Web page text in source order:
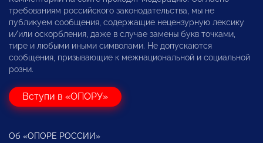
требованиям российского законодательства, мы не
публикуем сообщения, содержащие нецензурную лексику
и/или оскорбления, даже в случае замены букв точками,
тире и любыми иными символами. Не допускаются
сообщения, призывающие к межнациональной и социальной
розни.
Вступи в «ОПОРУ»
Об «ОПОРЕ РОССИИ»